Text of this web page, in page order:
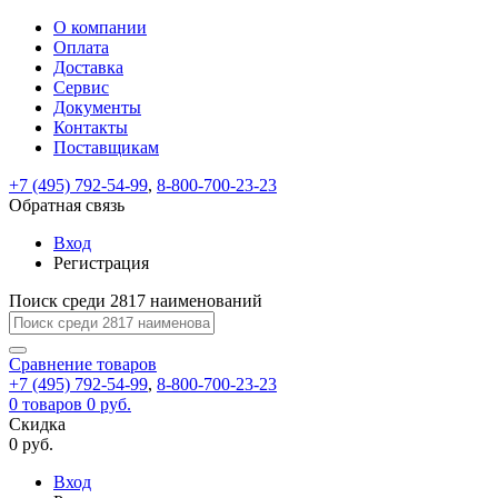
ВходРегистрация
Только
test@example.com
отправлена
по
ней
для
регистрации.
Ок
Только
Запомнить
меня
Забыли
Восстановление
пароля
Заполните
форму.
Мы
отправим
ссылку
на
указанный
электронный
адрес,
перейдя
по
которой
вы
новый
На
вашу
test@test.ru
отправлена
ссылка.
Перейдите
по
для
смены
пароля.
Введите
новый
пароль
Сменить
Пароль
успешно
Войти
Обратная
связь
Сообщение
пользовательского
соглашения
Ваше
сообщение
успешно
О компании
Оплата
Доставка
Сервис
Документы
Контакты
Поставщикам
+7 (495) 792-54-99, 8-800-700-23-23
Обратная связь
Вход
Регистрация
Поиск среди 2817 наименований
Сравнение товаров
+7 (495) 792-54-99, 8-800-700-23-23
0 товаров 0 руб.
Скидка
0 руб.
Вход